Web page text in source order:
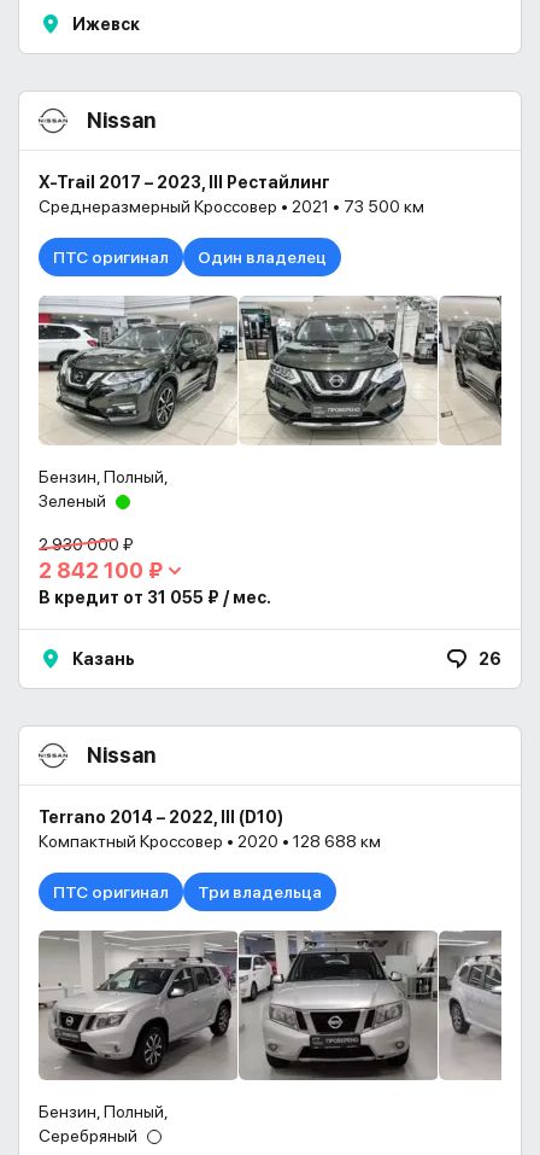
Ижевск
Nissan
X-Trail 2017 – 2023, III Рестайлинг
Среднеразмерный Кроссовер • 2021 • 73 500 км
ПТС оригинал Один владелец
Бензин, Полный,
Зеленый
2 930 000 ₽
2 842 100 ₽
В кредит от 31 055 ₽ / мес.
Казань 26
Nissan
Terrano 2014 – 2022, III (D10)
Компактный Кроссовер • 2020 • 128 688 км
ПТС оригинал Три владельца
Бензин, Полный,
Серебряный